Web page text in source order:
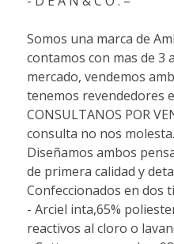
Somos una marca de
contamos con mas de 3
mercado, vendemos
tenemos revendedores
CONSULTANOS POR
consulta no nos molesta.
Diseñamos ambos
de primera calidad y
Confeccionados en dos
- Arciel inta,65%
reactivos al cloro o